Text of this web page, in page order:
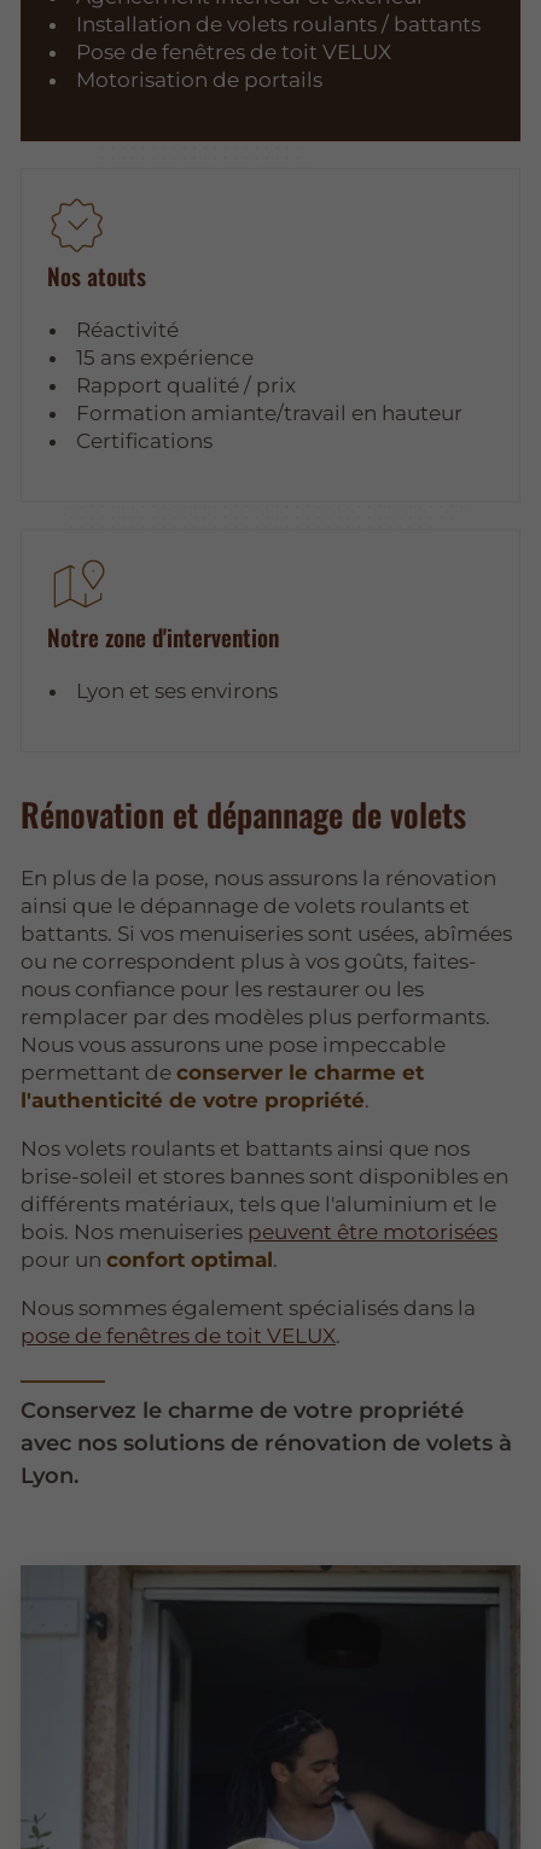
Installation de volets roulants / battants
Pose de fenêtres de toit VELUX
Motorisation de portails
Nos atouts
Réactivité
15 ans expérience
Rapport qualité / prix
Formation amiante/travail en hauteur
Certifications
Notre zone d'intervention
Lyon et ses environs
Rénovation et dépannage de volets
En plus de la pose, nous assurons la rénovation
ainsi que le dépannage de volets roulants et
battants. Si vos menuiseries sont usées, abîmées
ou ne correspondent plus à vos goûts, faites-
nous confiance pour les restaurer ou les
remplacer par des modèles plus performants.
Nous vous assurons une pose impeccable
permettant deconserver le charme et
l'authenticité de votre propriété.
Nos volets roulants et battants ainsi que nos
brise-soleil et stores bannes sont disponibles en
différents matériaux, tels que l'aluminium et le
bois. Nos menuiseries peuvent être motorisées
pour unconfort optimal.
Nous sommes également spécialisés dans la
pose de fenêtres de toit VELUX.
Conservez le charme de votre propriété
avec nos solutions de rénovation de volets à
Lyon.